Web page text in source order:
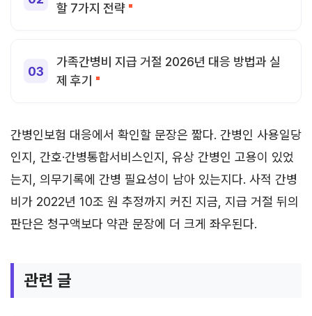
할 7가지 전략
가족간병비 지급 거절 2026년 대응 방법과 실
제 후기
간병인보험 대응에서 확인할 문장은 짧다. 간병인 사용일당
인지, 간호·간병통합서비스인지, 유상 간병인 고용이 있었
는지, 의무기록에 간병 필요성이 남아 있는지다. 사적 간병
비가 2022년 10조 원 추정까지 커진 지금, 지급 거절 뒤의
판단은 청구액보다 약관 문장에 더 크게 좌우된다.
관련 글